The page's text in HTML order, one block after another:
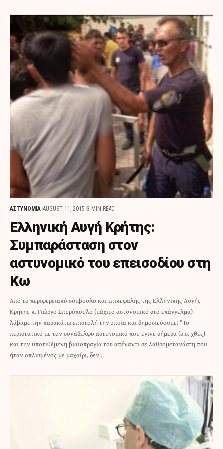
ΑΣΤΥΝΟΜΙΑ AUGUST 11, 2015 3 MIN READ
Ελληνική Αυγή Κρήτης:
Συμπαράσταση στον
αστυνομικό του επεισοδίου στη
Κω
Από το περιφερειακό σύμβουλο και επικεφαλής της Ελληνικής Αυγής
Κρήτης κ. Γιώργο Σπυρόπουλο (μάχιμο αστυνομικό στο επάγγελμα)
λάβαμε την παρακάτω επιστολή την οποία και δημοσιεύουμε: "Το
περιστατικό με τον συνάδελφο αστυνομικό που έγινε σήμερα (σ.σ. χθες)
και την υποτιθέμενη βιαιοπραγία του απέναντι σε λαθρομετανάστη που
ήταν οπλισμένος με μαχαίρι, δεν…